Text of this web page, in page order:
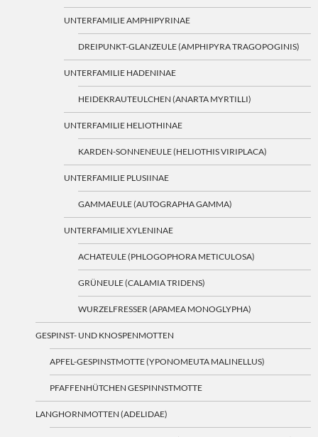
UNTERFAMILIE AMPHIPYRINAE
DREIPUNKT-GLANZEULE (AMPHIPYRA TRAGOPOGINIS)
UNTERFAMILIE HADENINAE
HEIDEKRAUTEULCHEN (ANARTA MYRTILLI)
UNTERFAMILIE HELIOTHINAE
KARDEN-SONNENEULE (HELIOTHIS VIRIPLACA)
UNTERFAMILIE PLUSIINAE
GAMMAEULE (AUTOGRAPHA GAMMA)
UNTERFAMILIE XYLENINAE
ACHATEULE (PHLOGOPHORA METICULOSA)
GRÜNEULE (CALAMIA TRIDENS)
WURZELFRESSER (APAMEA MONOGLYPHA)
GESPINST- UND KNOSPENMOTTEN
APFEL-GESPINSTMOTTE (YPONOMEUTA MALINELLUS)
PFAFFENHÜTCHEN GESPINNSTMOTTE
LANGHORNMOTTEN (ADELIDAE)